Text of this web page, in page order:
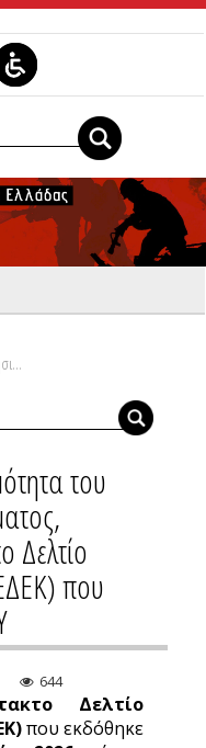
Επιχειρησιακή ετοιμότητα του Πυροσβεστικού Σώματος, σύμφωνα με το Έκτακτο Δελτίο Επιδείνωσης Καιρού (ΕΔΕΚ) που εκδόθηκε από την ΕΜΥ
του
Δελτίο
που
644
Δελτίο
που εκδόθηκε